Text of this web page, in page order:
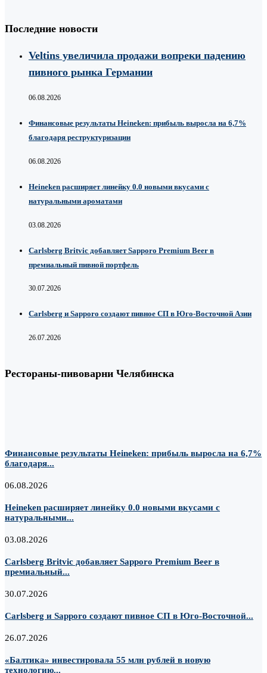
Последние новости
Veltins увеличила продажи вопреки падению
пивного рынка Германии
06.08.2026
Финансовые результаты Heineken: прибыль выросла на 6,7%
благодаря реструктуризации
06.08.2026
Heineken расширяет линейку 0.0 новыми вкусами с
натуральными ароматами
03.08.2026
Carlsberg Britvic добавляет Sapporo Premium Beer в
премиальный пивной портфель
30.07.2026
Carlsberg и Sapporo создают пивное СП в Юго-Восточной Азии
26.07.2026
Рестораны-пивоварни Челябинска
Финансовые результаты Heineken: прибыль выросла на 6,7%
благодаря...
06.08.2026
Heineken расширяет линейку 0.0 новыми вкусами с
натуральными...
03.08.2026
Carlsberg Britvic добавляет Sapporo Premium Beer в
премиальный...
30.07.2026
Carlsberg и Sapporo создают пивное СП в Юго-Восточной...
26.07.2026
«Балтика» инвестировала 55 млн рублей в новую
технологию...